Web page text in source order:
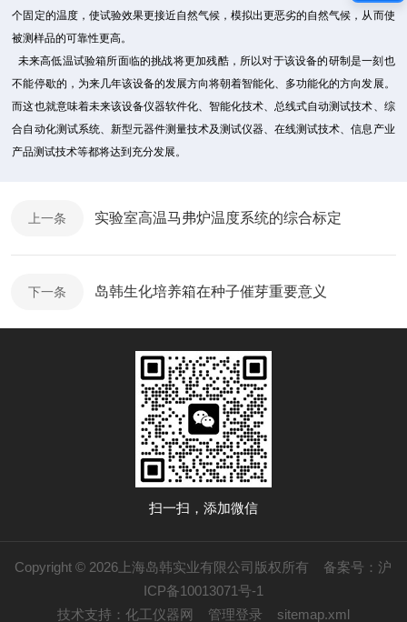
个固定的温度，使试验效果更接近自然气候，模拟出更恶劣的自然气候，从而使
被测样品的可靠性更高。
未来高低温试验箱所面临的挑战将更加残酷，所以对于该设备的研制是一刻也
不能停歇的，为来几年该设备的发展方向将朝着智能化、多功能化的方向发展。
而这也就意味着未来该设备仪器软件化、智能化技术、总线式自动测试技术、综
合自动化测试系统、新型元器件测量技术及测试仪器、在线测试技术、信息产业
产品测试技术等都将达到充分发展。
上一条 实验室高温马弗炉温度系统的综合标定
下一条 岛韩生化培养箱在种子催芽重要意义
扫一扫，添加微信
Copyright © 2026上海岛韩实业有限公司版权所有 备案号：沪
ICP备10013071号-1
技术支持： 化工仪器网 管理登录 sitemap.xml